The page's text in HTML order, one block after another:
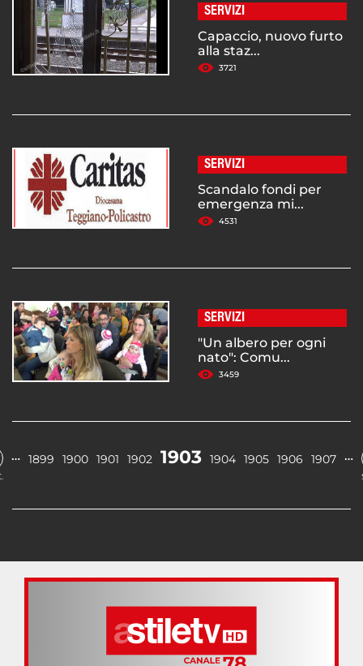
SERVIZI
Capaccio, nuovo furto
alla staz...
3721
SERVIZI
Scandalo fondi per
emergenza mi...
4531
SERVIZI
"Un albero per ogni
nato": Comu...
3459
… 1899 1900 1901 1902 1903 1904 1905 1906 1907 …